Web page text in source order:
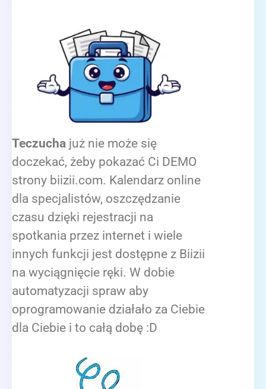
Teczucha już nie może się
doczekać, żeby pokazać Ci DEMO
strony biizii.com. Kalendarz online
dla specjalistów, oszczędzanie
czasu dzięki rejestracji na
spotkania przez internet i wiele
innych funkcji jest dostępne z Biizii
na wyciągnięcie ręki. W dobie
automatyzacji spraw aby
oprogramowanie działało za Ciebie
dla Ciebie i to całą dobę :D